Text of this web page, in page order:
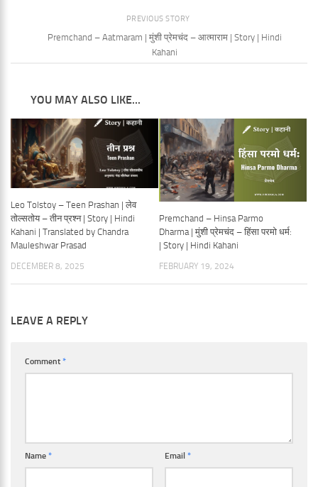
PREVIOUS STORY
Premchand – Aatmaram | मुंशी प्रेमचंद – आत्माराम | Story | Hindi
Kahani
YOU MAY ALSO LIKE...
Leo Tolstoy – Teen Prashan | लेव
तोल्सतोय – तीन प्रश्न | Story | Hindi
Kahani | Translated by Chandra
Mauleshwar Prasad
DECEMBER 8, 2025
Premchand – Hinsa Parmo
Dharma | मुंशी प्रेमचंद – हिंसा परमो धर्म:
| Story | Hindi Kahani
FEBRUARY 19, 2024
LEAVE A REPLY
Comment *
Name * Email *